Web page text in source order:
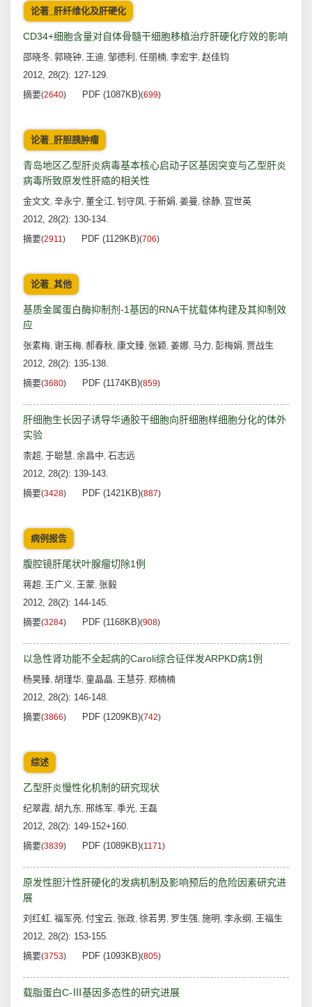
论著_肝纤维化及肝硬化
CD34+细胞含量对自体骨髓干细胞移植治疗肝硬化疗效的影响
邵晓冬, 郭晓钟, 王迪, 邹德利 , 任丽楠, 李宏宇, 赵佳钧
2012, 28(2): 127-129.
摘要(2640) PDF (1087KB)(699)
论著_肝胆胰肿瘤
青岛地区乙型肝炎病毒基本核心启动子区基因突变与乙型肝炎
病毒所致原发性肝癌的相关性
金文文, 辛永宁, 董全江, 钊守凤, 于新娟, 姜曼, 徐静, 宣世英
2012, 28(2): 130-134.
摘要(2911) PDF (1129KB)(706)
论著_其他
基质金属蛋白酶抑制剂-1基因的RNA干扰载体构建及其抑制效
应
张素梅, 谢玉梅, 郝春秋, 康文臻, 张颖, 姜娜, 马力, 彭梅娟, 贾战生
2012, 28(2): 135-138.
摘要(3680) PDF (1174KB)(859)
肝细胞生长因子诱导华通胶干细胞向肝细胞样细胞分化的体外
实验
柰超, 于聪慧, 余昌中, 石志远
2012, 28(2): 139-143.
摘要(3428) PDF (1421KB)(887)
病例报告
腹腔镜肝尾状叶腺瘤切除1例
蒋超, 王广义, 王蒙, 张毅
2012, 28(2): 144-145.
摘要(3284) PDF (1168KB)(908)
以急性肾功能不全起病的Caroli综合征伴发ARPKD病1例
杨昊臻, 胡瑾华, 童晶晶, 王慧芬, 郑楠楠
2012, 28(2): 146-148.
摘要(3866) PDF (1209KB)(742)
综述
乙型肝炎慢性化机制的研究现状
纪翠霞, 胡九东, 邢练军, 季光, 王磊
2012, 28(2): 149-152+160.
摘要(3839) PDF (1089KB)(1171)
原发性胆汁性肝硬化的发病机制及影响预后的危险因素研究进
展
刘红虹, 福军亮, 付宝云, 张政, 徐若男, 罗生强, 施明 , 李永纲 , 王福生
2012, 28(2): 153-155.
摘要(3753) PDF (1093KB)(805)
载脂蛋白C-Ⅲ基因多态性的研究进展